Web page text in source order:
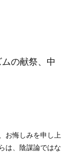
の献祭、中
お悔しみを申し上
は、陰謀論ではな